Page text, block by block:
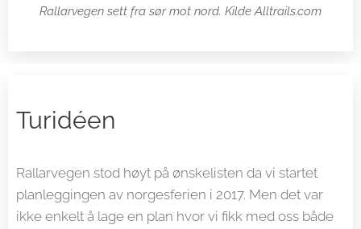
Rallarvegen sett fra sør mot nord. Kilde Alltrails.com
Turidéen
Rallarvegen stod høyt på ønskelisten da vi startet
planleggingen av norgesferien i 2017. Men det var
ikke enkelt å lage en plan hvor vi fikk med oss både